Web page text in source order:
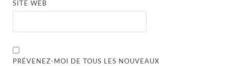
SITE WEB
PRÉVENEZ-MOI DE TOUS LES NOUVEAUX